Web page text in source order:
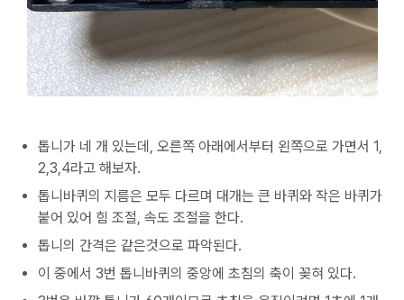
톱니가 네 개 있는데, 오른쪽 아래에서부터 왼쪽으로 가면서 1,
2,3,4라고 해보자.
톱니바퀴의 지름은 모두 다르며 대개는 큰 바퀴와 작은 바퀴가
붙어 있어 힘 조절, 속도 조절을 한다.
톱니의 간격은 같은것으로 파악된다.
이 중에서 3번 톱니바퀴의 중앙에 초침의 축이 꽂혀 있다.